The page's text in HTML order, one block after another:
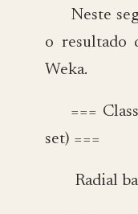
Neste
o resultado
Weka.
===
set) ===
Radial